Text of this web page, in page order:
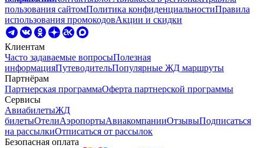
пользования сайтомПолитика конфиденциальностиПравила
использования промокодовАкции и скидки
Клиентам
Часто задаваемые вопросыПолезная
информацияПутеводительПопулярные ЖД маршруты
Партнёрам
Партнерская программаОферта партнерской программы
Сервисы
АвиабилетыЖД
билетыОтелиАэропортыАвиакомпанииОтзывыПодписаться
на рассылкиОтписаться от рассылок
Безопасная оплата